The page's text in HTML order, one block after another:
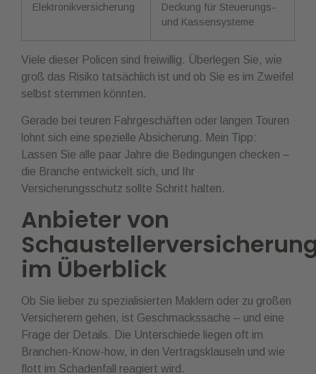
Elektronikversicherung
Deckung für Steuerungs-
und Kassensysteme
Viele dieser Policen sind freiwillig. Überlegen Sie, wie
groß das Risiko tatsächlich ist und ob Sie es im Zweifel
selbst stemmen könnten.
Gerade bei teuren Fahrgeschäften oder langen Touren
lohnt sich eine spezielle Absicherung. Mein Tipp:
Lassen Sie alle paar Jahre die Bedingungen checken –
die Branche entwickelt sich, und Ihr
Versicherungsschutz sollte Schritt halten.
Anbieter von
im Überblick
Ob Sie lieber zu spezialisierten Maklern oder zu großen
Versicherern gehen, ist Geschmackssache – und eine
Frage der Details. Die Unterschiede liegen oft im
Branchen-Know-how, in den Vertragsklauseln und wie
flott im Schadenfall reagiert wird.